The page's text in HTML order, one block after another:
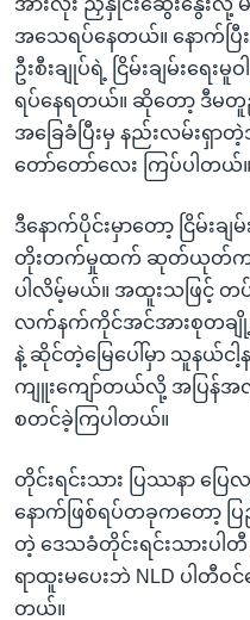
အသေရပ်နေတယ်။ နောက်ပ
ဦးစီးချုပ်ရဲ့ ငြိမ်းချမ်းရေး
ရပ်နေရတယ်။ ဆိုတော့ ဒီမတူ
အခြေခံပြီးမှ နည်းလမ်းရှ
တော်တော်လေး ကြပ်ပါတယ်။
ဒီနောက်ပိုင်းမှာတော့ ငြိမ်းခ
တိုးတက်မှုထက် ဆုတ်ယုတ်ကျ
ပါလိမ့်မယ်။ အထူးသဖြင့် တပ်
လက်နက်ကိုင်အင်အားစုတချို့
နဲ့ ဆိုင်တဲ့မြေပေါ်မှာ သူန
ကျူးကျော်တယ်လို့ အပြန်အ
စတင်ခဲ့ကြပါတယ်။
တိုင်းရင်းသား ပြဿနာ ပြ
နောက်ဖြစ်ရပ်တခုကတော့ ပ
တဲ့ ဒေသခံတိုင်းရင်းသားပါ
ရာထူးမပေးဘဲ NLD ပါတီဝ
တယ်။